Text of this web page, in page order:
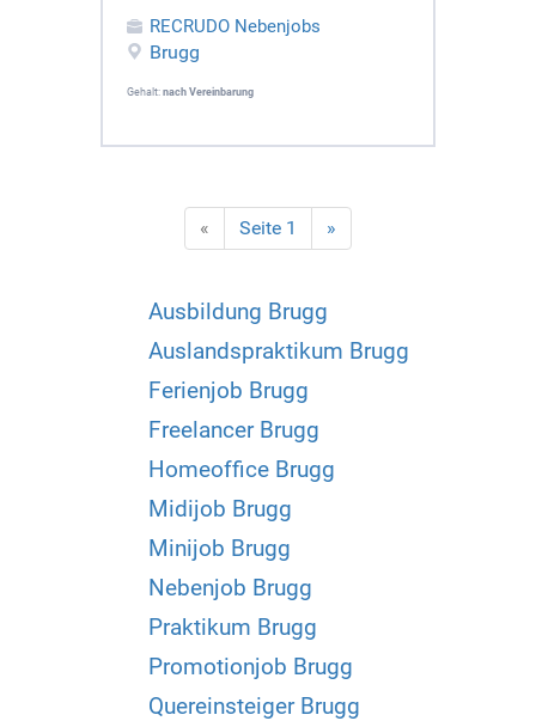
RECRUDO Nebenjobs
Brugg
Gehalt: nach Vereinbarung
« Seite 1 »
Ausbildung Brugg
Auslandspraktikum Brugg
Ferienjob Brugg
Freelancer Brugg
Homeoffice Brugg
Midijob Brugg
Minijob Brugg
Nebenjob Brugg
Praktikum Brugg
Promotionjob Brugg
Quereinsteiger Brugg